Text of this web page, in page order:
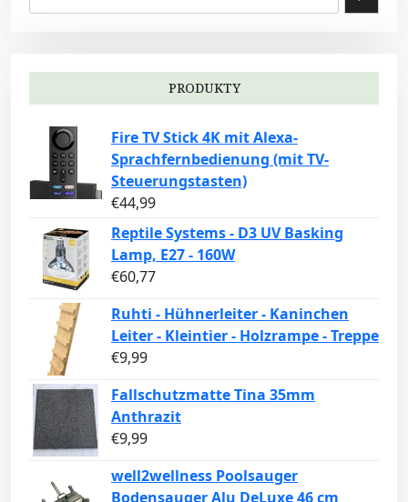
PRODUKTY
Fire TV Stick 4K mit Alexa-
Sprachfernbedienung (mit TV-
Steuerungstasten)
€44,99
Reptile Systems - D3 UV Basking
Lamp, E27 - 160W
€60,77
Ruhti - Hühnerleiter - Kaninchen
Leiter - Kleintier - Holzrampe - Treppe
€9,99
Fallschutzmatte Tina 35mm
Anthrazit
€9,99
well2wellness Poolsauger
Bodensauger Alu DeLuxe 46 cm